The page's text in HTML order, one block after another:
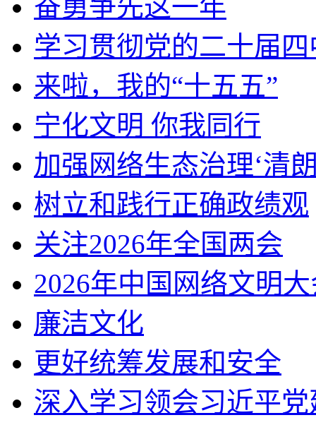
奋勇争先这一年
学习贯彻党的二十届
来啦，我的“十五五”
宁化文明 你我同行
加强网络生态治理‘清
树立和践行正确政绩观
关注2026年全国两会
2026年中国网络文明
廉洁文化
更好统筹发展和安全
深入学习领会习近平